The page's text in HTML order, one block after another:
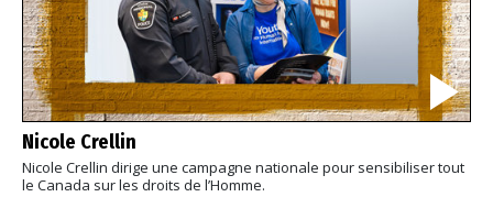
Nicole Crellin
Nicole Crellin dirige une campagne nationale pour sensibiliser tout
le Canada sur les droits de l’Homme.